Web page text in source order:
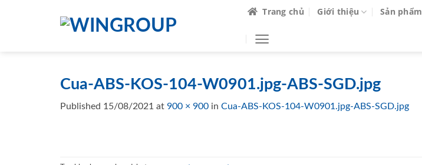
Trang chủ Giới thiệu Sản phẩm
Cua-ABS-KOS-104-W0901.jpg-ABS-SGD.jpg
Published 15/08/2021 at 900 × 900 in Cua-ABS-KOS-104-W0901.jpg-ABS-SGD.jpg